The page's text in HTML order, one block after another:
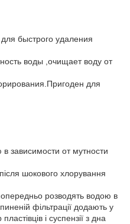
быстрого удаления
воды ,очищает воду от
для
зависимости от мутности
шокового хлорування
розводять водою в
фільтрації додають у
і суспензії з дна